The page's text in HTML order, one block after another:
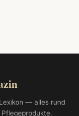
— alles rund